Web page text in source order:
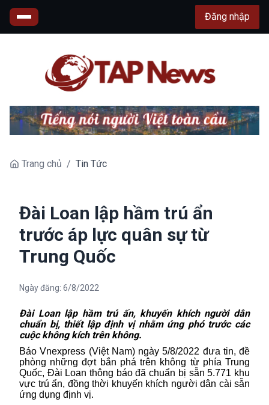
Đăng nhập
Trang chủ / Tin Tức
Đài Loan lập hầm trú ẩn
trước áp lực quân sự từ
Trung Quốc
Ngày đăng: 6/8/2022
Đài Loan lập hầm trú ấn, khuyến khích người dân
chuẩn bị, thiết lập định vị nhằm ứng phó trước các
cuộc không kích trên không.
Báo Vnexpress (Việt Nam) ngày 5/8/2022 đưa tin, đề
phòng những đợt bắn phá trên không từ phía Trung
Quốc, Đài Loan thông báo đã chuẩn bị sẵn 5.771 khu
vực trú ẩn, đồng thời khuyến khích người dân cài sẵn
ứng dụng định vị.